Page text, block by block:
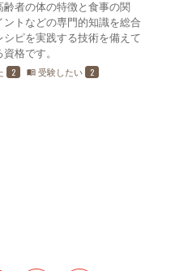
者の体の特徴と食事の関
トなどの専門的知識を総合
シピを実践する技術を備えて
格です。
2 menu_book 受験したい 2